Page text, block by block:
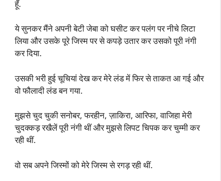
हूँ.
ये सुनकर मैंने अपनी बेटी जेबा को घसीट कर पलंग पर नीचे लिटा
लिया और उसके पूरे जिस्म पर से कपड़े उतार कर उसको पूरी नंगी
कर दिया.
उसकी भरी हुई चूचियां देख कर मेरे लंड में फिर से ताकत आ गई और
वो फौलादी लंड बन गया.
मुझसे चुद चुकी सनोबर, फरहीन, ज़ाकिरा, आरिफा, वाजिहा मेरी
चुदक्कड़ रखैलें पूरी नंगी थीं और मुझसे लिपट चिपक कर चुम्मी कर
रही थीं.
वो सब अपने जिस्मों को मेरे जिस्म से रगड़ रही थीं.